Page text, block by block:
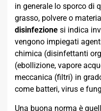
in generale lo sporco di
grasso, polvere o
disinfezione si indica
vengono impiegati
chimica (disinfettanti
(ebollizione, vapore
meccanica (filtri) in
come batteri, virus e
Una buona norma è